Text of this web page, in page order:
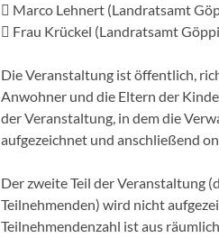
 Marco Lehnert (Landratsamt
 Frau Krückel (Landratsamt
Die Veranstaltung ist öffentlich,
Anwohner und die Eltern der
der Veranstaltung, in dem die
aufgezeichnet und anschließend
Der zweite Teil der Veranstaltung
Teilnehmenden) wird nicht
Teilnehmendenzahl ist aus